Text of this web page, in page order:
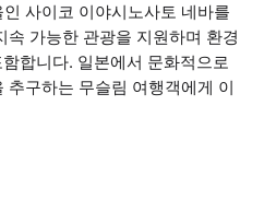
사이코 이야시노사토 네바를
속 가능한 관광을 지원하며 환경
합니다. 일본에서 문화적으로
추구하는 무슬림 여행객에게 이